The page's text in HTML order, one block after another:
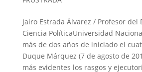
Jairo Estrada Álvarez / Profesor
Ciencia PolíticaUniversidad
más de dos años de iniciado el
Duque Márquez (7 de agosto de
más evidentes los rasgos y